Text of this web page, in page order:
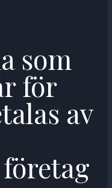
som
för
av